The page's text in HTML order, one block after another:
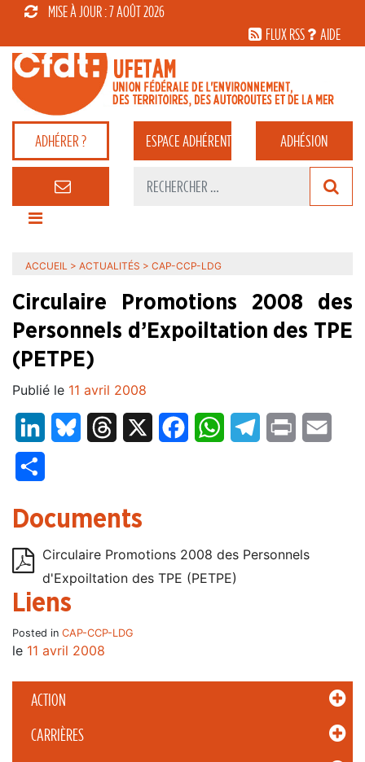
MISE À JOUR : 7 AOÛT 2026
FLUX RSS
AIDE
ADHÉRER ? ESPACEADHÉRENT ADHÉSION
ACTION
CARRIÈRES
ACCUEIL > ACTUALITÉS > CAP-CCP-LDG
Circulaire Promotions 2008 des
Personnels d’Expoiltation des TPE
(PETPE)
Publié le 11 avril 2008
LinkedInBluesky Threads FacebookWhatsAppTelegram
Print
Documents
Circulaire Promotions 2008 des Personnels
d'Expoiltation des TPE (PETPE)
Liens
Posted in CAP-CCP-LDG
le 11 avril 2008